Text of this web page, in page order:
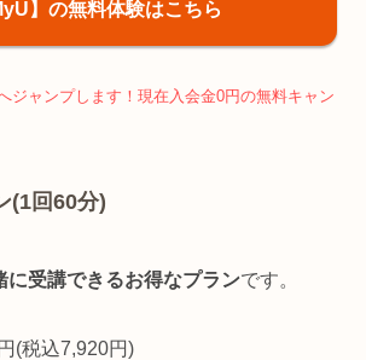
】の無料体験はこちら
ジャンプします！現在入会金0円の無料キャン
(1回60分)
に受講できるお得なプランです。
(税込7,920円)